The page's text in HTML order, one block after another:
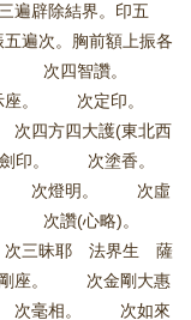
辟除結界。印五
遍次。胸前額上振各
。 次四智讚。
。 次定印。
方四大護(東北西
印。 次塗香。
次燈明。 次虛
。 次讚(心略)。
三昧耶 法界生 薩
。 次金剛大惠
毫相。 次如來